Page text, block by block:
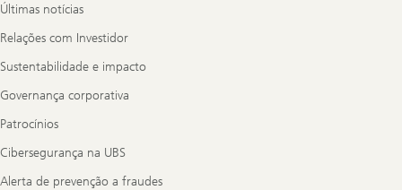
Últimas notícias
Relações com Investidor
Sustentabilidade e impacto
Governança corporativa
Patrocínios
Cibersegurança na UBS
Alerta de prevenção a fraudes